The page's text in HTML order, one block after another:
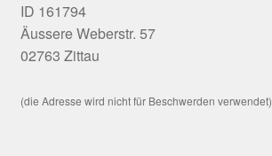
ID 161794
Äussere Weberstr. 57
02763 Zittau
(die Adresse wird nicht für Beschwerden verwendet)